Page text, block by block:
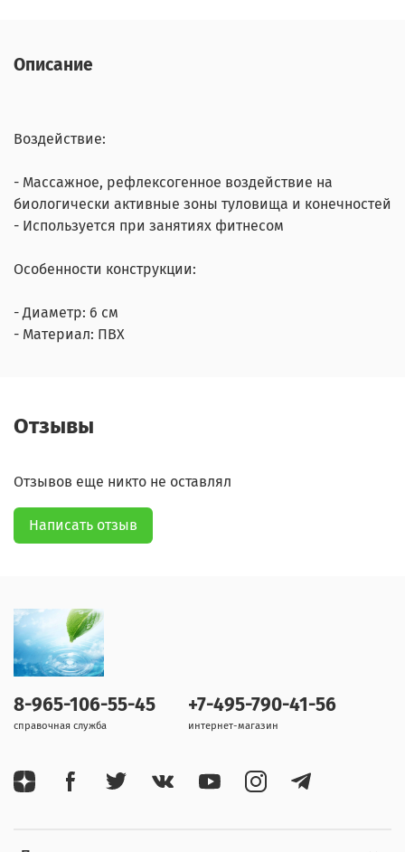
Описание
Воздействие:
- Массажное, рефлексогенное воздействие на
биологически активные зоны туловища и конечностей
- Используется при занятиях фитнесом
Особенности конструкции:
- Диаметр: 6 см
- Материал: ПВХ
Отзывы
Отзывов еще никто не оставлял
Написать отзыв
8-965-106-55-45
справочная служба
+7-495-790-41-56
интернет-магазин